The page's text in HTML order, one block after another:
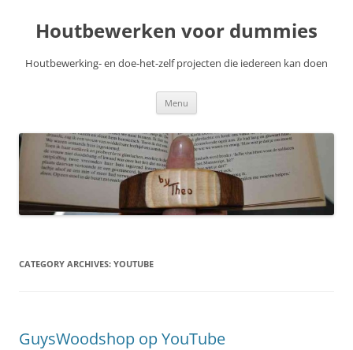
content
Houtbewerken voor dummies
Houtbewerking- en doe-het-zelf projecten die iedereen kan doen
Menu
CATEGORY ARCHIVES: YOUTUBE
GuysWoodshop op YouTube